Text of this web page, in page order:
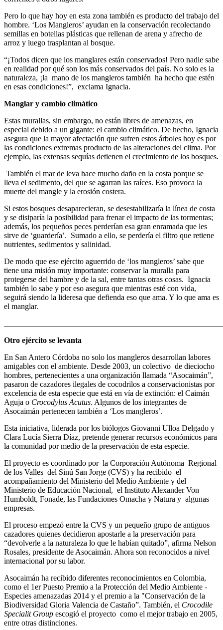
Pero lo que hay hoy en esta zona también es producto del trabajo del
hombre. ‘Los Mangleros’ ayudan en la conservación recolectando
semillas en botellas plásticas que rellenan de arena y afrecho de
arroz y luego trasplantan al bosque.
“¡Todos dicen que los manglares están conservados! Pero nadie sabe
en realidad por qué son los más conservados del país. No solo es la
naturaleza, ¡la mano de los mangleros también ha hecho que estén
en esas condiciones!”, exclama Ignacia.
Manglar y cambio climático
Estas murallas, sin embargo, no están libres de amenazas, en
especial debido a un gigante: el cambio climático. De hecho, Ignacia
asegura que la mayor afectación que sufren estos árboles hoy es por
las condiciones extremas producto de las alteraciones del clima. Por
ejemplo, las extensas sequías detienen el crecimiento de los bosques.
También el mar de leva hace mucho daño en la costa porque se
lleva el sedimento, del que se agarran las raíces. Eso provoca la
muerte del mangle y la erosión costera.
Si estos bosques desaparecieran, se desestabilizaría la línea de costa
y se disiparía la posibilidad para frenar el impacto de las tormentas;
además, los pequeños peces perderían esa gran enramada que les
sirve de ‘guardería’. Sumado a ello, se perdería el filtro que retiene
nutrientes, sedimentos y salinidad.
De modo que ese ejército aguerrido de ‘los mangleros’ sabe que
tiene una misión muy importante: conservar la muralla para
protegerse del hambre y de la sal, entre tantas otras cosas. Ignacia
también lo sabe y por eso asegura que mientras esté con vida,
seguirá siendo la lideresa que defienda eso que ama. Y lo que ama es
el manglar.
Otro ejército se levanta
En San Antero Córdoba no solo los mangleros desarrollan labores
amigables con el ambiente. Desde 2003, un colectivo de dieciocho
hombres, pertenecientes a una organización llamada “Asocaimán”,
pasaron de cazadores ilegales de cocodrilos a conservacionistas por
excelencia de esta especie que está en vía de extinción: el Caimán
Aguja o Crocodylus Acutus. Algunos de los integrantes de
Asocaimán pertenecen también a ‘Los mangleros’.
Esta iniciativa, liderada por los biólogos Giovanni Ulloa Delgado y
Clara Lucía Sierra Díaz, pretende generar recursos económicos para
la comunidad por medio de la preservación de esta especie.
El proyecto es coordinado por la Corporación Autónoma Regional
de los Valles del Sinú San Jorge (CVS) y ha recibido el
acompañamiento del Ministerio del Medio Ambiente y del
Ministerio de Educación Nacional, el Instituto Alexander Von
Humboldt, Fonade, las Fundaciones Omacha y Natura y algunas
empresas.
El proceso empezó entre la CVS y un pequeño grupo de antiguos
cazadores quienes decidieron apostarle a la preservación para
“devolverle a la naturaleza lo que le habían quitado”, afirma Nelson
Rosales, presidente de Asocaimán. Ahora son reconocidos a nivel
internacional por su labor.
Asocaimán ha recibido diferentes reconocimientos en Colombia,
como el 1er Puesto Premio a la Protección del Medio Ambiente -
Especies amenazadas 2014 y el premio a la "Conservación de la
Biodiversidad Gloria Valencia de Castaño”. También, el Crocodile
Specialit Group escogió el proyecto como el mejor trabajo en 2005,
entre otras distinciones.